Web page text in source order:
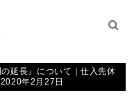
延長』について｜仕入先休
年2月27日